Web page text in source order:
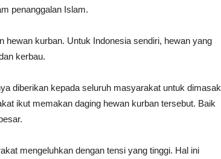
penanggalan Islam.
hewan kurban. Untuk Indonesia sendiri, hewan yang
kerbau.
diberikan kepada seluruh masyarakat untuk dimasak
ikut memakan daging hewan kurban tersebut. Baik
mengeluhkan dengan tensi yang tinggi. Hal ini